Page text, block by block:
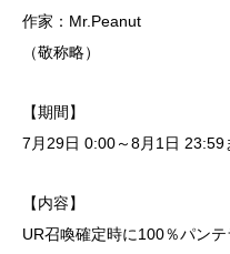
作家：Mr.Peanut
（敬称略）
【期間】
7月29日 0:00～8月1日 23:59
【内容】
UR召喚確定時に100％パンテ